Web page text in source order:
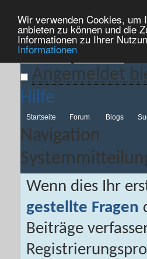
Wir verwenden Cookies, um
anbieten zu können und die
Informationen zu Ihrer
Informationen
Angemeldet
Hilfe
Startseite Forum Blogs
Neue Blog-Einträge Top Einträge
Navigation
Wenn dies Ihr
gestellte Fragen
Beiträge